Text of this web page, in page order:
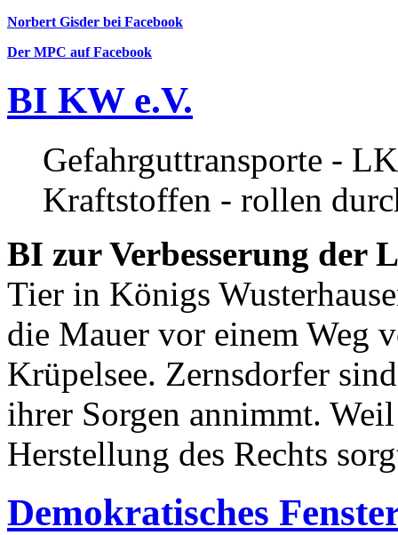
Norbert Gisder bei Facebook
Der MPC auf Facebook
BI KW e.V.
Gefahrguttransporte -
Kraftstoffen - rollen
BI zur Verbesserung der
Tier in Königs
die Mauer vor einem Weg
Krüpelsee. Zernsdorfer
ihrer Sorgen annimmt.
Herstellung des Rechts
Demokratisches